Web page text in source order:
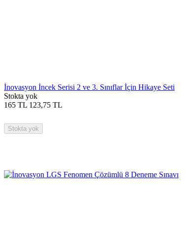
İnovasyon İncek Serisi 2 ve 3. Sınıflar İçin Hikaye Seti
Stokta yok
165 TL 123,75 TL
Stokta yok